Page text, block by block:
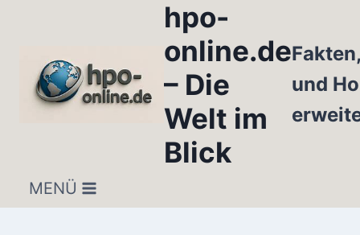
hpo-
online.de
– Die
Welt im
Blick
und
MENÜ